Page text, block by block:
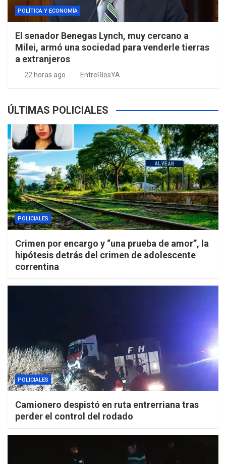
POLÍTICA Y ECONOMÍA
El senador Benegas Lynch, muy cercano a
Milei, armó una sociedad para venderle tierras
a extranjeros
22 horas ago EntreRíosYA
ÚLTIMAS POLICIALES
POLICIALES
Crimen por encargo y “una prueba de amor”, la
hipótesis detrás del crimen de adolescente
correntina
POLICIALES
Camionero despistó en ruta entrerriana tras
perder el control del rodado